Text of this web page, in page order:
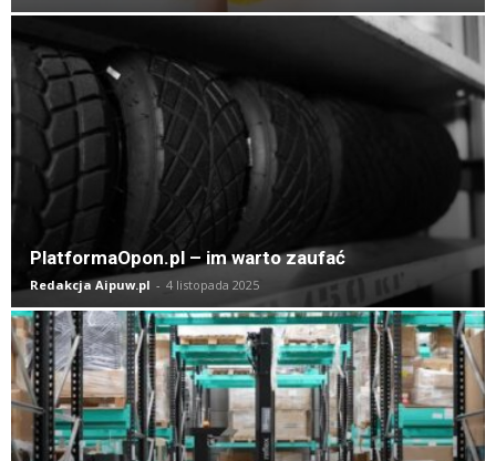
PlatformaOpon.pl – im warto zaufać
Redakcja Aipuw.pl - 4 listopada 2025